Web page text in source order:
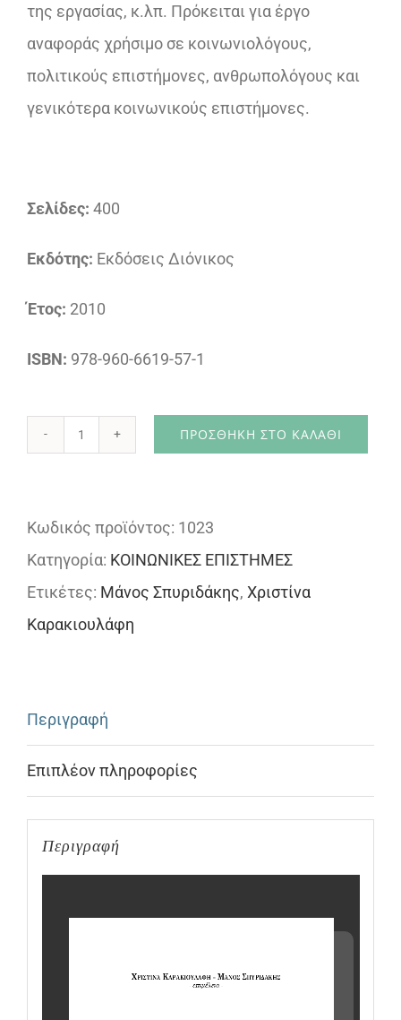
της εργασίας, κ.λπ. Πρόκειται για έργο
αναφοράς χρήσιμο σε κοινωνιολόγους,
πολιτικούς επιστήμονες, ανθρωπολόγους και
γενικότερα κοινωνικούς επιστήμονες.
Σελίδες: 400
Εκδότης: Εκδόσεις Διόνικος
Έτος: 2010
ISBN: 978-960-6619-57-1
Εργασία
ΠΡΟΣΘΉΚΗ ΣΤΟ ΚΑΛΆΘΙ
Κωδικός προϊόντος: 1023
Κατηγορία: ΚΟΙΝΩΝΙΚΕΣ ΕΠΙΣΤΗΜΕΣ
Ετικέτες: Μάνος Σπυριδάκης, Χριστίνα
Καρακιουλάφη
Περιγραφή
Επιπλέον πληροφορίες
Περιγραφή